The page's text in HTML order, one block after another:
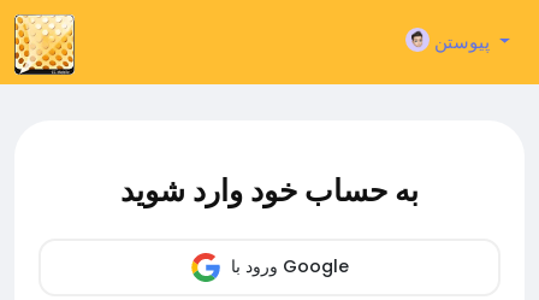
پیوستن
به حساب خود وارد شوید
ورود با Google